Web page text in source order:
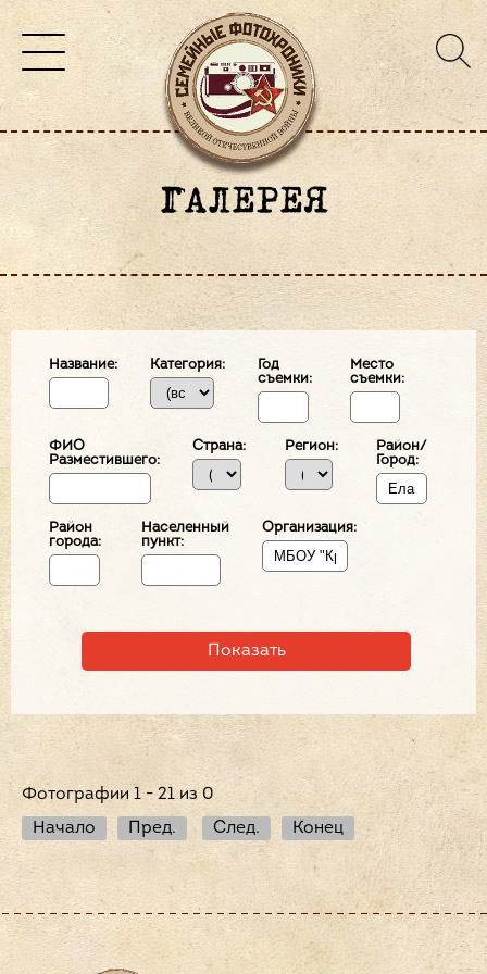
ГАЛЕРЕЯ
Название: Категория:
Год
съемки:
Место
съемки:
ФИО
Разместившего:
Страна: Регион:
Район/
Город:
Район
города:
Населенный
пункт:
Организация:
Фотографии 1 - 21 из 0
Начало
Пред. След. Конец